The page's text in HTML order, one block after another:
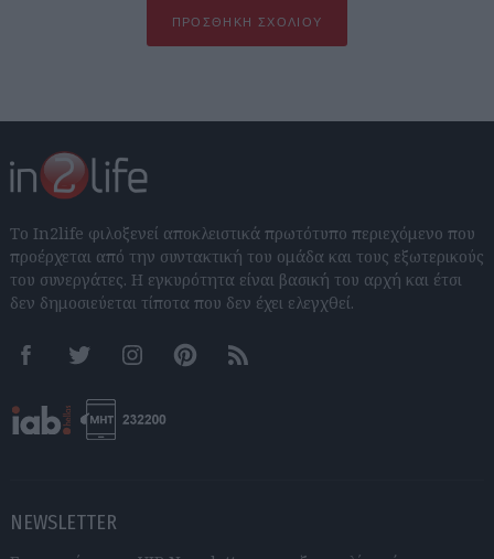
ΠΡΟΣΘΉΚΗ ΣΧΟΛΊΟΥ
Το In2life φιλοξενεί αποκλειστικά πρωτότυπο περιεχόμενο που
προέρχεται από την συντακτική του ομάδα και τους εξωτερικούς
του συνεργάτες. Η εγκυρότητα είναι βασική του αρχή και έτσι
δεν δημοσιεύεται τίποτα που δεν έχει ελεγχθεί.
FacebookTwitter InstagramPinterestRSS feeds
NEWSLETTER